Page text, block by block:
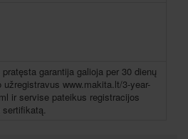
garantija galioja per 30 dienų
užregistravus www.makita.lt/3-year-
ir servise pateikus registracijos
sertifikatą.